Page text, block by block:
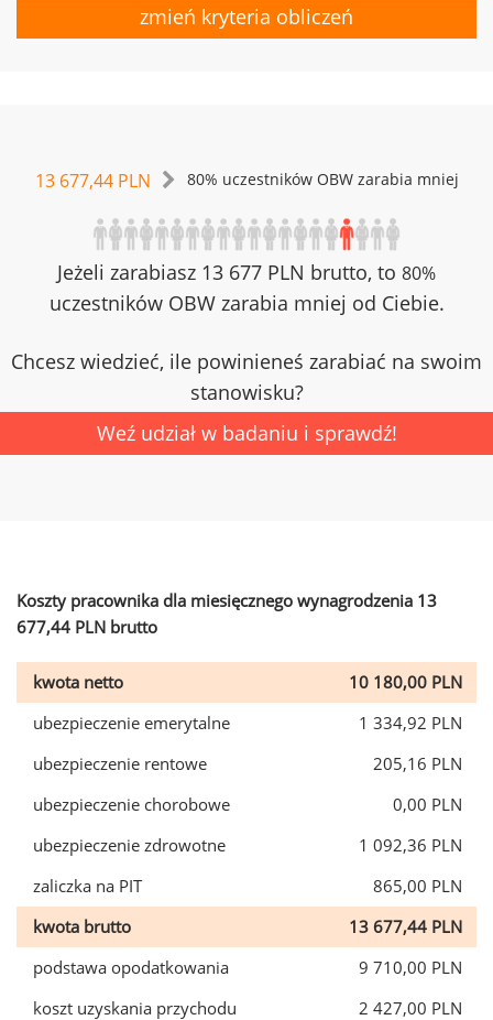
zmień kryteria obliczeń
13 677,44 PLN 80% uczestników OBW zarabia mniej
Jeżeli zarabiasz 13 677 PLN brutto, to 80%
uczestników OBW zarabia mniej od Ciebie.
Chcesz wiedzieć, ile powinieneś zarabiać na swoim
stanowisku?
Weź udział w badaniu i sprawdź!
Koszty pracownika dla miesięcznego wynagrodzenia 13
677,44 PLN brutto
kwota netto
10 180,00 PLN
ubezpieczenie emerytalne
1 334,92 PLN
ubezpieczenie rentowe
205,16 PLN
ubezpieczenie chorobowe
0,00 PLN
ubezpieczenie zdrowotne
1 092,36 PLN
zaliczka na PIT
865,00 PLN
kwota brutto
13 677,44 PLN
podstawa opodatkowania
9 710,00 PLN
koszt uzyskania przychodu
2 427,00 PLN